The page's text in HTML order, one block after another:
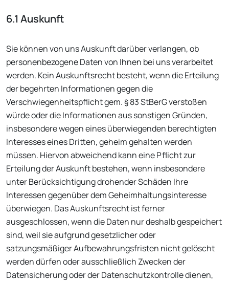
6.1 Auskunft
Sie können von uns Auskunft darüber verlangen, ob
personenbezogene Daten von Ihnen bei uns verarbeitet
werden. Kein Auskunftsrecht besteht, wenn die Erteilung
der begehrten Informationen gegen die
Verschwiegenheitspflicht gem. § 83 StBerG verstoßen
würde oder die Informationen aus sonstigen Gründen,
insbesondere wegen eines überwiegenden berechtigten
Interesses eines Dritten, geheim gehalten werden
müssen. Hiervon abweichend kann eine Pflicht zur
Erteilung der Auskunft bestehen, wenn insbesondere
unter Berücksichtigung drohender Schäden Ihre
Interessen gegenüber dem Geheimhaltungsinteresse
überwiegen. Das Auskunftsrecht ist ferner
ausgeschlossen, wenn die Daten nur deshalb gespeichert
sind, weil sie aufgrund gesetzlicher oder
satzungsmäßiger Aufbewahrungsfristen nicht gelöscht
werden dürfen oder ausschließlich Zwecken der
Datensicherung oder der Datenschutzkontrolle dienen,